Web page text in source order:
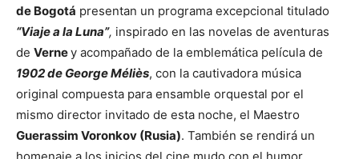
de Bogotá presentan un programa excepcional titulado
“Viaje a la Luna”, inspirado en las novelas de aventuras
de Verney acompañado de la emblemática película de
1902 de George Méliès, con la cautivadora música
original compuesta para ensamble orquestal por el
mismo director invitado de esta noche, el Maestro
Guerassim Voronkov (Rusia). También se rendirá un